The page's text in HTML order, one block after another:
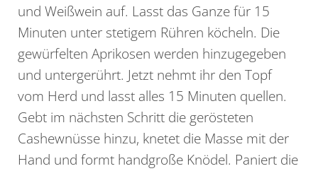
und Weißwein auf. Lasst das Ganze für 15
Minuten unter stetigem Rühren köcheln. Die
gewürfelten Aprikosen werden hinzugegeben
und untergerührt. Jetzt nehmt ihr den Topf
vom Herd und lasst alles 15 Minuten quellen.
Gebt im nächsten Schritt die gerösteten
Cashewnüsse hinzu, knetet die Masse mit der
Hand und formt handgroße Knödel. Paniert die